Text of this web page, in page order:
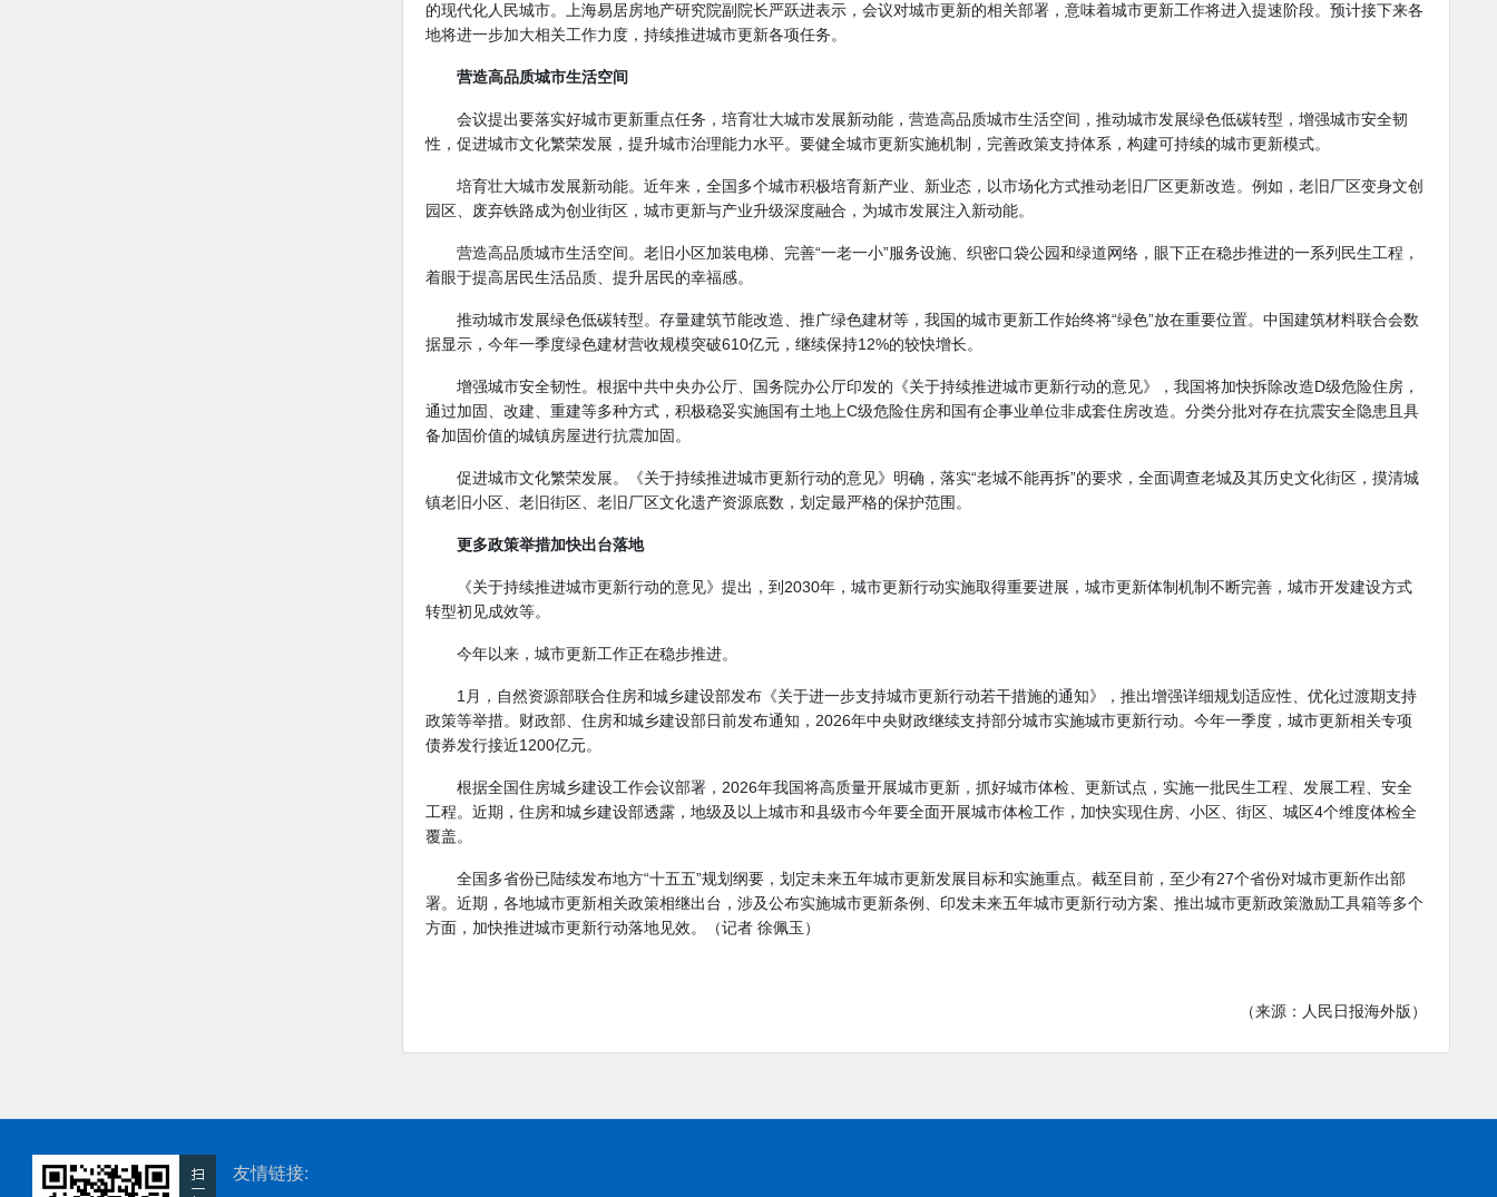
的现代化人民城市。上海易居房地产研究院副院长严跃进表示，会议对城市更新的相关部署，意味着城市更新工作将进入提速阶段。预计接下来各
地将进一步加大相关工作力度，持续推进城市更新各项任务。
营造高品质城市生活空间
会议提出要落实好城市更新重点任务，培育壮大城市发展新动能，营造高品质城市生活空间，推动城市发展绿色低碳转型，增强城市安全韧
性，促进城市文化繁荣发展，提升城市治理能力水平。要健全城市更新实施机制，完善政策支持体系，构建可持续的城市更新模式。
培育壮大城市发展新动能。近年来，全国多个城市积极培育新产业、新业态，以市场化方式推动老旧厂区更新改造。例如，老旧厂区变身文创
园区、废弃铁路成为创业街区，城市更新与产业升级深度融合，为城市发展注入新动能。
营造高品质城市生活空间。老旧小区加装电梯、完善“一老一小”服务设施、织密口袋公园和绿道网络，眼下正在稳步推进的一系列民生工程，
着眼于提高居民生活品质、提升居民的幸福感。
推动城市发展绿色低碳转型。存量建筑节能改造、推广绿色建材等，我国的城市更新工作始终将“绿色”放在重要位置。中国建筑材料联合会数
据显示，今年一季度绿色建材营收规模突破610亿元，继续保持12%的较快增长。
增强城市安全韧性。根据中共中央办公厅、国务院办公厅印发的《关于持续推进城市更新行动的意见》，我国将加快拆除改造D级危险住房，
通过加固、改建、重建等多种方式，积极稳妥实施国有土地上C级危险住房和国有企事业单位非成套住房改造。分类分批对存在抗震安全隐患且具
备加固价值的城镇房屋进行抗震加固。
促进城市文化繁荣发展。《关于持续推进城市更新行动的意见》明确，落实“老城不能再拆”的要求，全面调查老城及其历史文化街区，摸清城
镇老旧小区、老旧街区、老旧厂区文化遗产资源底数，划定最严格的保护范围。
更多政策举措加快出台落地
《关于持续推进城市更新行动的意见》提出，到2030年，城市更新行动实施取得重要进展，城市更新体制机制不断完善，城市开发建设方式
转型初见成效等。
今年以来，城市更新工作正在稳步推进。
1月，自然资源部联合住房和城乡建设部发布《关于进一步支持城市更新行动若干措施的通知》，推出增强详细规划适应性、优化过渡期支持
政策等举措。财政部、住房和城乡建设部日前发布通知，2026年中央财政继续支持部分城市实施城市更新行动。今年一季度，城市更新相关专项
债券发行接近1200亿元。
根据全国住房城乡建设工作会议部署，2026年我国将高质量开展城市更新，抓好城市体检、更新试点，实施一批民生工程、发展工程、安全
工程。近期，住房和城乡建设部透露，地级及以上城市和县级市今年要全面开展城市体检工作，加快实现住房、小区、街区、城区4个维度体检全
覆盖。
全国多省份已陆续发布地方“十五五”规划纲要，划定未来五年城市更新发展目标和实施重点。截至目前，至少有27个省份对城市更新作出部
署。近期，各地城市更新相关政策相继出台，涉及公布实施城市更新条例
、印发未来五年城市更新行动方案、推出城市更新政策激励工具箱等多个
方面，加快推进城市更新行动落地见效。（记者 徐佩玉）
（来源：人民日报海外版）
友情链接: